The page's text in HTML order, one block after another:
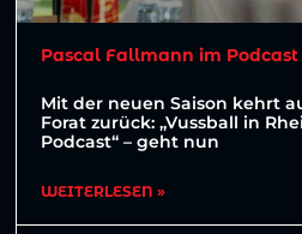
Pascal Fallmann im Podcast
Mit der neuen Saison kehrt
Forat zurück: „Vussball in
Podcast“ – geht nun
WEITERLESEN »